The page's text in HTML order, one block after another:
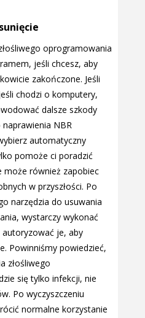
oprogramowania
jeśli chcesz, aby
zakończone. Jeśli
chodzi o komputery,
dalsze szkody
NBR
automatyczny
pomoże ci poradzić
może również zapobiec
w przyszłości. Po
narzędzia do usuwania
wystarczy wykonać
je, aby
Powinniśmy powiedzieć,
złośliwego
się tylko infekcji, nie
Po wyczyszczeniu
normalne korzystanie